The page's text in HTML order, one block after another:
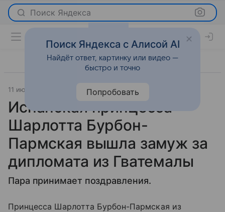
Поиск Яндекса
11 июля 2022 Газета.Ру Светская жизнь
Испанская принцесса
Шарлотта Бурбон-
Пармская вышла замуж за
дипломата из Гватемалы
Пара принимает поздравления.
Принцесса Шарлотта Бурбон-Пармская из
Поиск Яндекса с Алисой AI
Найдёт ответ, картинку или видео —
быстро и точно
Попробовать